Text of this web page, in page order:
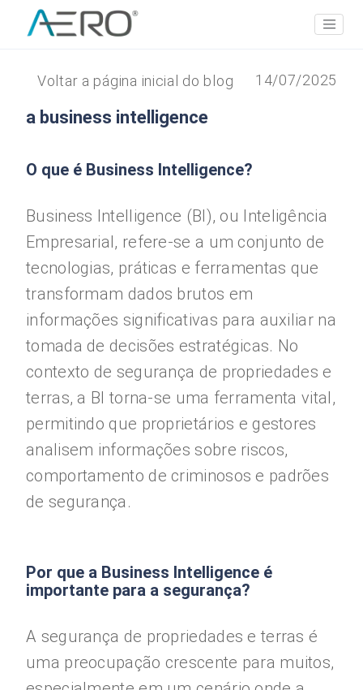
14/07/2025
Voltar a página inicial do blog
a business intelligence
O que é Business Intelligence?
Business Intelligence (BI), ou Inteligência
Empresarial, refere-se a um conjunto de
tecnologias, práticas e ferramentas que
transformam dados brutos em
informações significativas para auxiliar na
tomada de decisões estratégicas. No
contexto de segurança de propriedades e
terras, a BI torna-se uma ferramenta vital,
permitindo que proprietários e gestores
analisem informações sobre riscos,
comportamento de criminosos e padrões
de segurança.
Por que a Business Intelligence é
importante para a segurança?
A segurança de propriedades e terras é
uma preocupação crescente para muitos,